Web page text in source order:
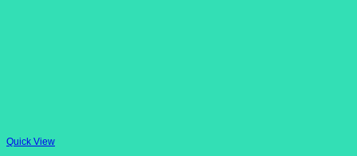
Quick View